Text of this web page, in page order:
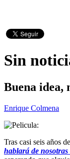
Sin
Buena idea,
Enrique Colmena
Tras casi seis años
hablará de